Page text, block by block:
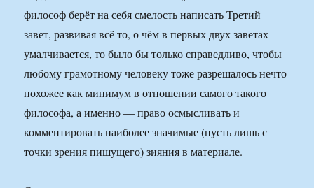
философ берёт на себя смелость написать Третий
завет, развивая всё то, о чём в первых двух заветах
умалчивается, то было бы только справедливо, чтобы
любому грамотному человеку тоже разрешалось нечто
похожее как минимум в отношении самого такого
философа, а именно — право осмысливать и
комментировать наиболее значимые (пусть лишь с
точки зрения пишущего) зияния в материале.